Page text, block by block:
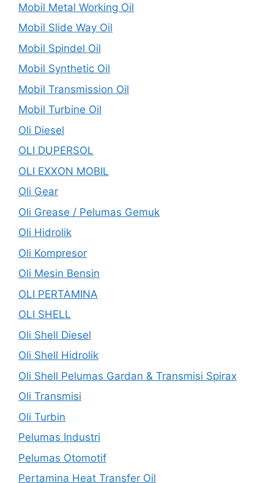
Mobil Metal Working Oil
Mobil Slide Way Oil
Mobil Spindel Oil
Mobil Synthetic Oil
Mobil Transmission Oil
Mobil Turbine Oil
Oli Diesel
OLI DUPERSOL
OLI EXXON MOBIL
Oli Gear
Oli Grease / Pelumas Gemuk
Oli Hidrolik
Oli Kompresor
Oli Mesin Bensin
OLI PERTAMINA
OLI SHELL
Oli Shell Diesel
Oli Shell Hidrolik
Oli Shell Pelumas Gardan & Transmisi Spirax
Oli Transmisi
Oli Turbin
Pelumas Industri
Pelumas Otomotif
Pertamina Heat Transfer Oil